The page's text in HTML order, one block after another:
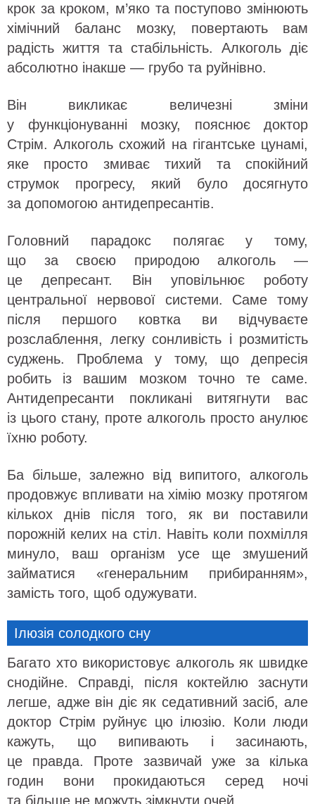
крок за кроком, м’яко та поступово змінюють
хімічний баланс мозку, повертають вам
радість життя та стабільність. Алкоголь діє
абсолютно інакше — грубо та руйнівно.
Він викликає величезні зміни
у функціонуванні мозку, пояснює доктор
Стрім. Алкоголь схожий на гігантське цунамі,
яке просто змиває тихий та спокійний
струмок прогресу, який було досягнуто
за допомогою антидепресантів.
Головний парадокс полягає у тому,
що за своєю природою алкоголь —
це депресант. Він уповільнює роботу
центральної нервової системи. Саме тому
після першого ковтка ви відчуваєте
розслаблення, легку сонливість і розмитість
суджень. Проблема у тому, що депресія
робить із вашим мозком точно те саме.
Антидепресанти покликані витягнути вас
із цього стану, проте алкоголь просто анулює
їхню роботу.
Ба більше, залежно від випитого, алкоголь
продовжує впливати на хімію мозку протягом
кількох днів після того, як ви поставили
порожній келих на стіл. Навіть коли похмілля
минуло, ваш організм усе ще змушений
займатися «генеральним прибиранням»,
замість того, щоб одужувати.
Ілюзія солодкого сну
Багато хто використовує алкоголь як швидке
снодійне. Справді, після коктейлю заснути
легше, адже він діє як седативний засіб, але
доктор Стрім руйнує цю ілюзію. Коли люди
кажуть, що випивають і засинають,
це правда. Проте зазвичай уже за кілька
годин вони прокидаються серед ночі
та більше не можуть зімкнути очей.